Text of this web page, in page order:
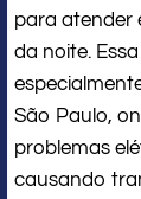
para atender
da noite.
São Paulo,
problemas
causando